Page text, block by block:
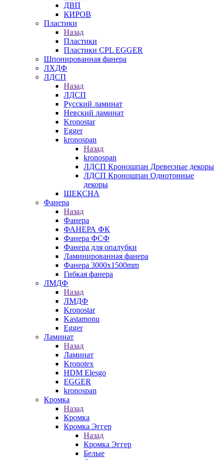
ДВП
КИРОВ
Пластики
Назад
Пластики
Пластики CPL EGGER
Шпонированная фанера
ЛХДФ
ЛДСП
Назад
ЛДСП
Русский ламинат
Невский ламинат
Kronostar
Egger
kronospan
Назад
kronospan
ЛДСП Кроношпан Древесные декоры
ЛДСП Кроношпан Однотонные
декоры
ШЕКСНА
Фанера
Назад
Фанера
ФАНЕРА ФК
Фанера ФСФ
Фанера для опалубки
Ламинированная фанера
Фанера 3000х1500mm
Гибкая фанера
ЛМДФ
Назад
ЛМДФ
Kronostar
Kastamonu
Egger
Ламинат
Назад
Ламинат
Kronotex
HDM Elesgo
EGGER
kronospan
Кромка
Назад
Кромка
Кромка Эггер
Назад
Кромка Эггер
Белые